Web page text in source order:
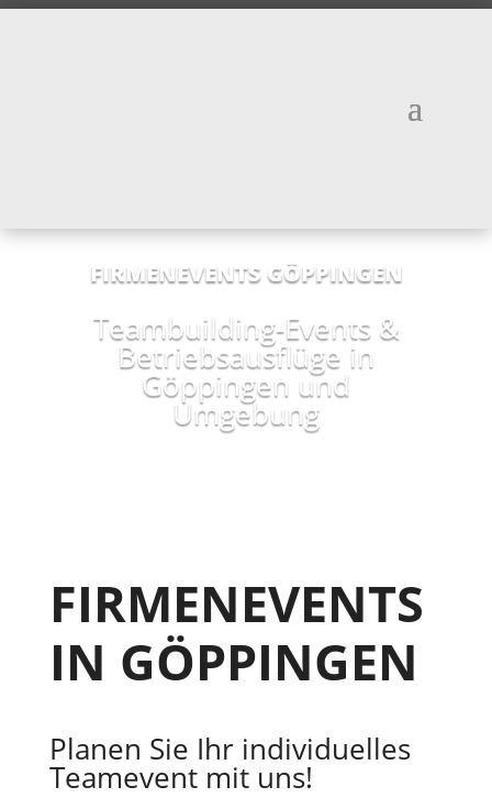
FIRMENEVENTS GÖPPINGEN
Teambuilding-Events &
Betriebsausflüge in
Göppingen und
Umgebung
FIRMENEVENTS
IN GÖPPINGEN
Planen Sie Ihr individuelles
Teamevent mit uns!